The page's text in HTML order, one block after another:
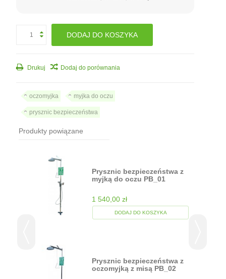
DODAJ DO KOSZYKA
Drukuj Dodaj do porównania
oczomyjka myjka do oczu
prysznic bezpieczeństwa
Produkty powiązane
Prysznic bezpieczeństwa z
myjką do oczu PB_01
1 540,00 zł
DODAJ DO KOSZYKA
Prysznic bezpieczeństwa z
oczomyjką z misą PB_02